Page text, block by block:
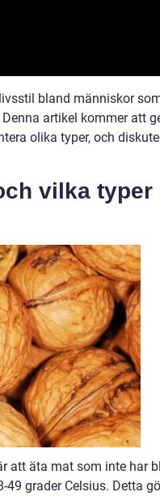
bland människor
artikel kommer att
olika typer, och
vilka typer
att äta mat som inte har
grader Celsius. Detta